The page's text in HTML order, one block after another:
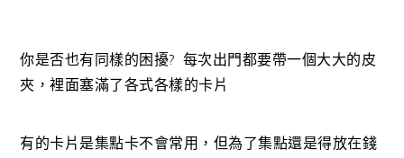
你是否也有同樣的困擾? 每次出門都要帶一個大大的皮
夾，裡面塞滿了各式各樣的卡片
有的卡片是集點卡不會常用，但為了集點還是得放在錢